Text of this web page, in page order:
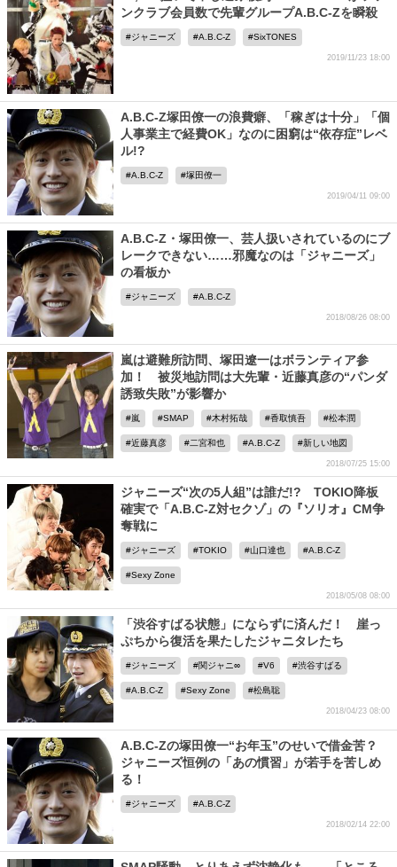
ンクラブ会員数で先輩グループA.B.C-Zを瞬殺
ジャニーズ A.B.C-Z SixTONES
2019/11/23 18:00
A.B.C-Z塚田僚一の浪費癖、「稼ぎは十分」「個
人事業主で経費OK」なのに困窮は“依存症”レベ
ル!?
A.B.C-Z 塚田僚一
2019/04/11 09:00
A.B.C-Z・塚田僚一、芸人扱いされているのにブ
レークできない……邪魔なのは「ジャニーズ」
の看板か
ジャニーズ A.B.C-Z
2018/08/26 08:00
嵐は避難所訪問、塚田遼一はボランティア参
加！ 被災地訪問は大先輩・近藤真彦の“パンダ
誘致失敗”が影響か
嵐 SMAP 木村拓哉 香取慎吾 松本潤
近藤真彦 二宮和也 A.B.C-Z 新しい地図
2018/07/25 15:00
ジャニーズ“次の5人組”は誰だ!? TOKIO降板
確実で「A.B.C-Z対セクゾ」の『ソリオ』CM争
奪戦に
ジャニーズ TOKIO 山口達也 A.B.C-Z
Sexy Zone
2018/05/08 08:00
「渋谷すばる状態」にならずに済んだ！ 崖っ
ぷちから復活を果たしたジャニタレたち
ジャニーズ 関ジャニ∞ V6 渋谷すばる
A.B.C-Z Sexy Zone 松島聡
2018/04/23 08:00
A.B.C-Zの塚田僚一“お年玉”のせいで借金苦？
ジャニーズ恒例の「あの慣習」が若手を苦しめ
る！
ジャニーズ A.B.C-Z
2018/02/14 22:00